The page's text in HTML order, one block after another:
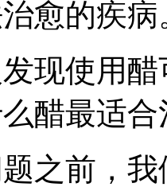
愈的疾病
现使用
醋最适
之前，